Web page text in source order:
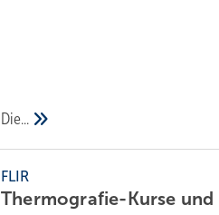
Die...
FLIR
Thermografie-Kurse und